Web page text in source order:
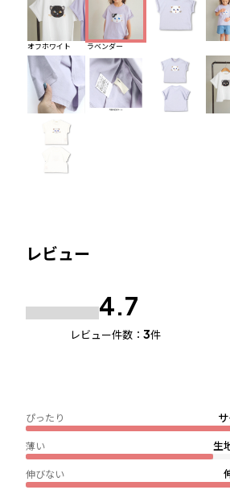
オフホワイト ラベンダー
レビュー
4.7
レビュー件数： 3件
ぴったり
生
薄い
伸びない